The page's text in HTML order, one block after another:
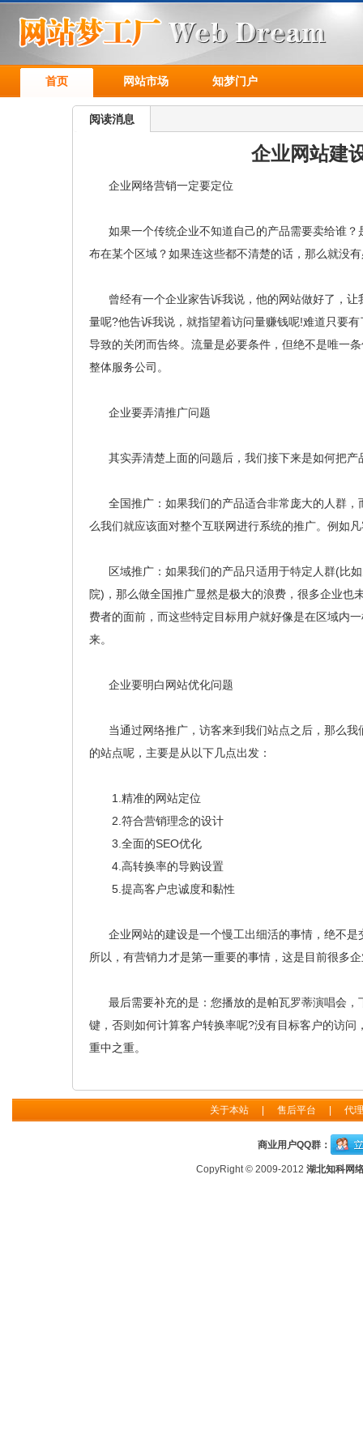
首页 网站市场 知梦门户
阅读消息
企业网站建
企业网络营销一定要定位
如果一个传统企业不知道自己的产品需要卖给谁？
布在某个区域？如果连这些都不清楚的话，那么就没
曾经有一个企业家告诉我说，他的网站做好了，让
量呢?他告诉我说，就指望着访问量赚钱呢!难道只要
导致的关闭而告终。流量是必要条件，但绝不是唯一
整体服务公司。
企业要弄清推广问题
其实弄清楚上面的问题后，我们接下来是如何把产
全国推广：如果我们的产品适合非常庞大的人群，
么我们就应该面对整个互联网进行系统的推广。例如
区域推广：如果我们的产品只适用于特定人群(比
院)，那么做全国推广显然是极大的浪费，很多企业
费者的面前，而这些特定目标用户就好像是在区域内
来。
企业要明白网站优化问题
当通过网络推广，访客来到我们站点之后，那么我
的站点呢，主要是从以下几点出发：
1.精准的网站定位
2.符合营销理念的设计
3.全面的SEO优化
4.高转换率的导购设置
5.提高客户忠诚度和黏性
企业网站的建设是一个慢工出细活的事情，绝不是
所以，有营销力才是第一重要的事情，这是目前很多
最后需要补充的是：您播放的是帕瓦罗蒂演唱会，
键，否则如何计算客户转换率呢?没有目标客户的访
重中之重。
关于本站 售后平台 代
商业用户QQ群：
CopyRight © 2009-2012 湖北知科网